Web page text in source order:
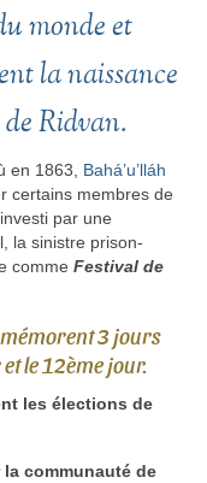
monde et
la naissance
Ridvan.
en 1863, Bahá’u’lláh
certains membres de
par une
la sinistre prison-
comme Festival de
3 jours
le 12ème jour.
les élections de
communauté de